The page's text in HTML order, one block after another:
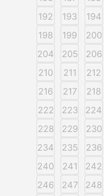
192
193 194
198
199 200
204
205 206
210
211 212
216
217 218
222
223 224
228
229 230
234
235 236
240
241 242
246
247 248